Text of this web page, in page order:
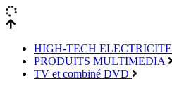
HIGH-TECH ELECTRICITE
PRODUITS MULTIMEDIA
TV et combiné DVD